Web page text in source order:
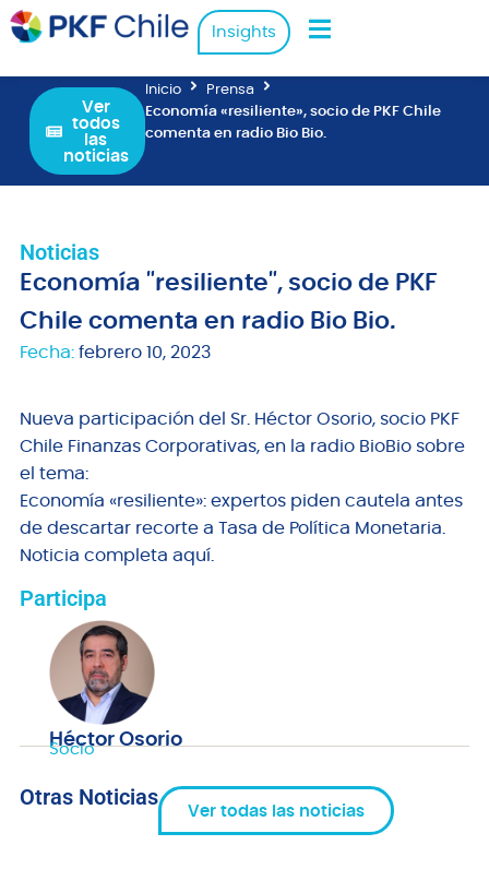
Insights
Ver
todos
las
noticias
Inicio
Prensa
Economía «resiliente», socio de PKF Chile
comenta en radio Bio Bio.
Noticias
Economía "resiliente", socio de PKF
Chile comenta en radio Bio Bio.
Fecha: febrero 10, 2023
Nueva participación del Sr. Héctor Osorio, socio PKF
Chile Finanzas Corporativas, en la radio BioBio sobre
el tema:
Economía «resiliente»: expertos piden cautela antes
de descartar recorte a Tasa de Política Monetaria.
Noticia completa aquí.
Participa
Héctor Osorio
Socio
Otras Noticias
Ver todas las noticias